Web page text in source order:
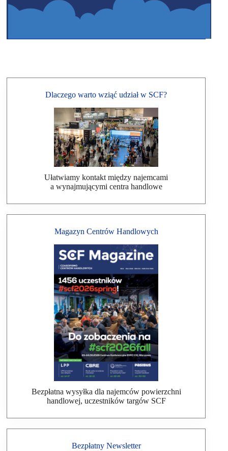
Dlaczego warto wziąć udział w SCF?
Ułatwiamy kontakt między najemcami
a wynajmującymi centra handlowe
Magazyn Centrów Handlowych
Bezpłatna wysyłka dla najemców powierzchni
handlowej, uczestników targów SCF
Bezpłatny Newsletter